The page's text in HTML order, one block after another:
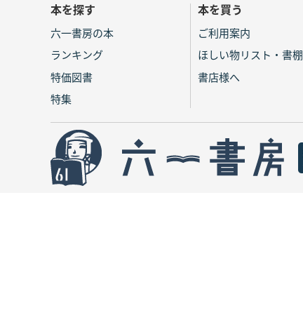
本を探す
六一書房の本
ランキング
特価図書
特集
本を買う
ご利用案内
ほしい物リスト・書棚
書店様へ